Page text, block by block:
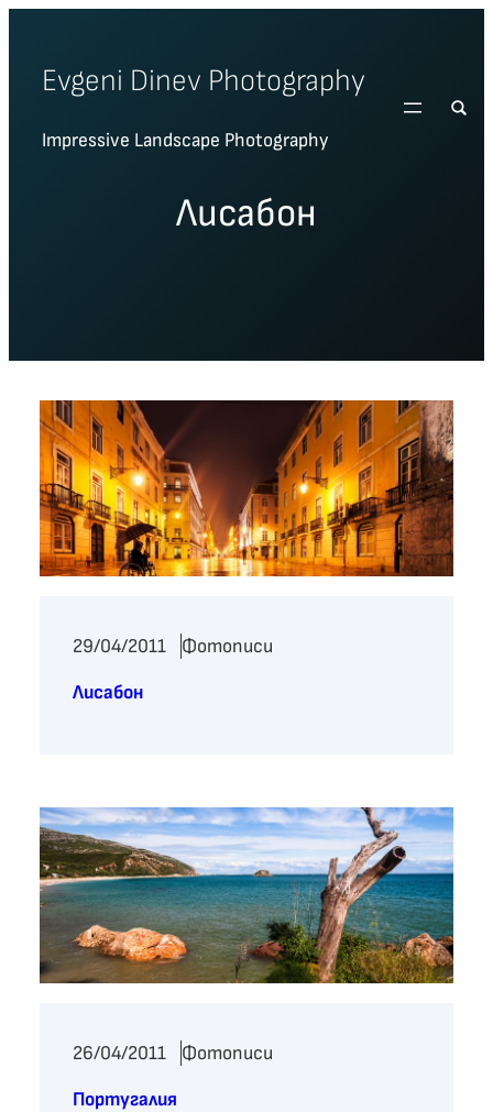
content
Evgeni Dinev Photography
Impressive Landscape Photography
Лисабон
29/04/2011
Фотописи
Лисабон
26/04/2011
Фотописи
Португалия